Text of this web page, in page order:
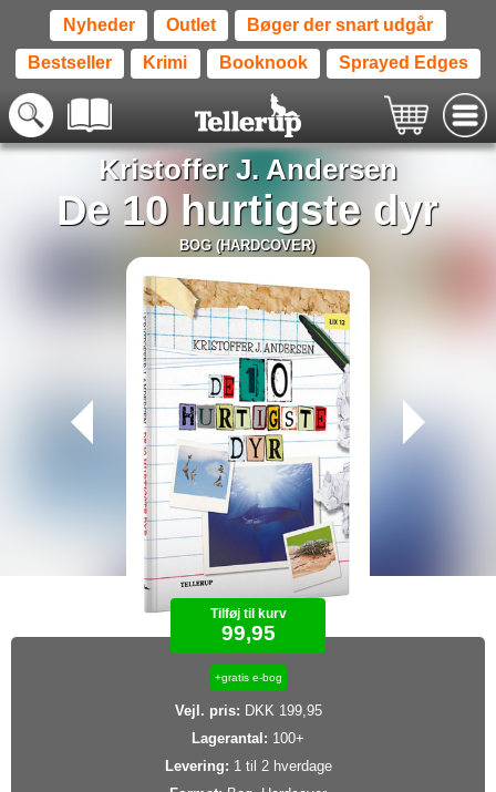
Nyheder Outlet Bøger der snart udgår
Bestseller Krimi Booknook Sprayed Edges
Kristoffer J. Andersen
De 10 hurtigste dyr
BOG (HARDCOVER)
Tilføj til kurv
99,95
+gratis e-bog
Vejl. pris: DKK 199,95
Lagerantal: 100+
Levering: 1 til 2 hverdage